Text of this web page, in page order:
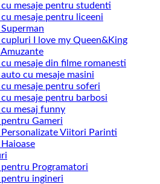
mesaje pentru studenti
mesaje pentru liceeni
I love my Queen&King
mesaje din filme romanesti
cu mesaje masini
mesaje pentru soferi
mesaje pentru barbosi
mesaj funny
Gameri
Viitori Parinti
Programatori
ingineri